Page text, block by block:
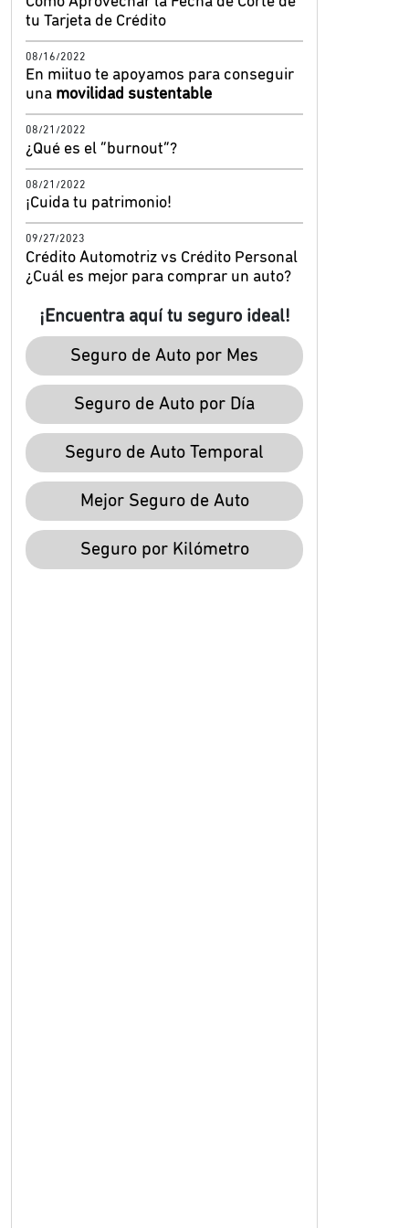
tu Tarjeta de Crédito
08/16/2022
En miituo te apoyamos para conseguir
una movilidad sustentable
08/21/2022
¿Qué es el “burnout”?
08/21/2022
¡Cuida tu patrimonio!
09/27/2023
Crédito Automotriz vs Crédito Personal
¿Cuál es mejor para comprar un auto?
¡Encuentra aquí tu seguro ideal!
Seguro de Auto por Mes
Seguro de Auto por Día
Seguro de Auto Temporal
Mejor Seguro de Auto
Seguro por Kilómetro